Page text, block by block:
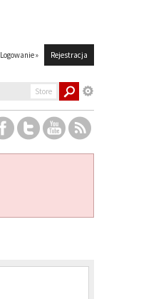
Logowanie » Rejestracja
Store